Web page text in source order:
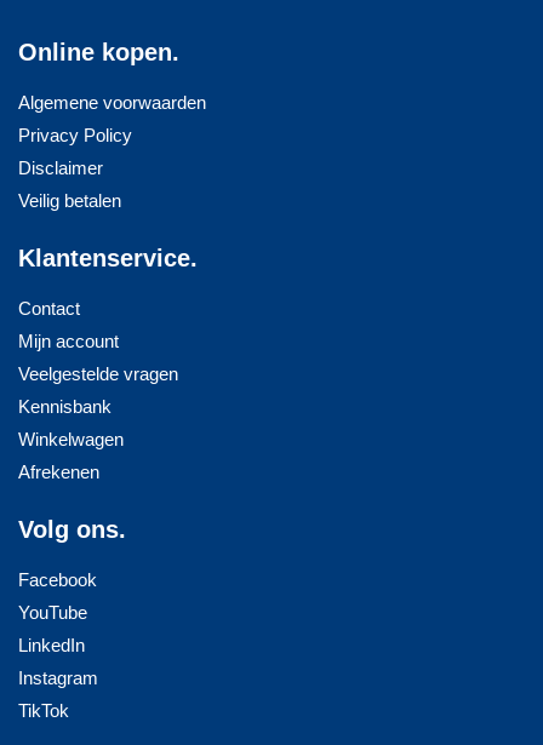
Online kopen.
Algemene voorwaarden
Privacy Policy
Disclaimer
Veilig betalen
Klantenservice.
Contact
Mijn account
Veelgestelde vragen
Kennisbank
Winkelwagen
Afrekenen
Volg ons.
Facebook
YouTube
LinkedIn
Instagram
TikTok